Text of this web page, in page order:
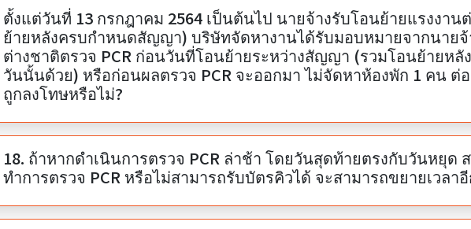
ตั้งแต่วันที่ 13 กรกฎาคม 2564 เป็นต้นไป นายจ้างรับโอนย้ายแรงงา
ย้ายหลังครบกำหนดสัญญา) บริษัทจัดหางานได้รับมอบหมายจากนายจ้
ต่างชาติตรวจ PCR ก่อนวันที่โอนย้ายระหว่างสัญญา (รวมโอนย้ายห
วันนั้นด้วย) หรือก่อนผลตรวจ PCR จะออกมา ไม่จัดหาห้องพัก 1 คน ต่
ถูกลงโทษหรือไม่?
18. ถ้าหากดำเนินการตรวจ PCR ล่าช้า โดยวันสุดท้ายตรงกับวันหยุด
ทำการตรวจ PCR หรือไม่สามารถรับบัตรคิวได้ จะสามารถขยายเวลา